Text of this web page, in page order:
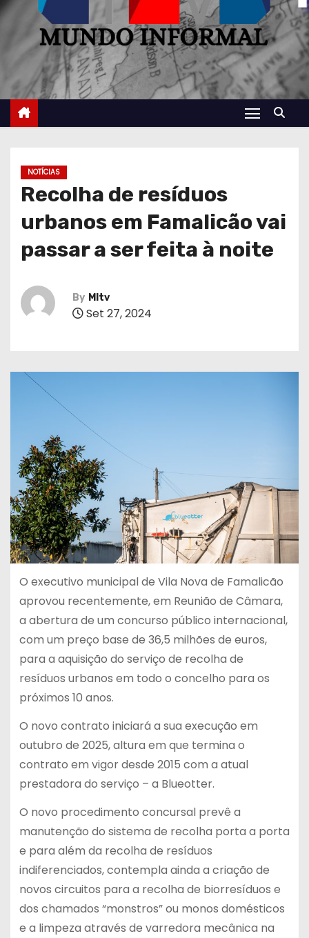
NOTÍCIAS
Recolha de resíduos
urbanos em Famalicão vai
passar a ser feita à noite
By MItv
Set 27, 2024
O executivo municipal de Vila Nova de Famalicão
aprovou recentemente, em Reunião de Câmara,
a abertura de um concurso público internacional,
com um preço base de 36,5 milhões de euros,
para a aquisição do serviço de recolha de
resíduos urbanos em todo o concelho para os
próximos 10 anos.
O novo contrato iniciará a sua execução em
outubro de 2025, altura em que termina o
contrato em vigor desde 2015 com a atual
prestadora do serviço – a Blueotter.
O novo procedimento concursal prevê a
manutenção do sistema de recolha porta a porta
e para além da recolha de resíduos
indiferenciados, contempla ainda a criação de
novos circuitos para a recolha de biorresíduos e
dos chamados “monstros” ou monos domésticos
e a limpeza através de varredora mecânica na